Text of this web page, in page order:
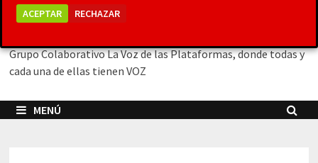
Plataformas
Grupo Colaborativo La Voz de las Plataformas, donde todas y
cada una de ellas tienen VOZ
MENÚ
ACEPTAR RECHAZAR